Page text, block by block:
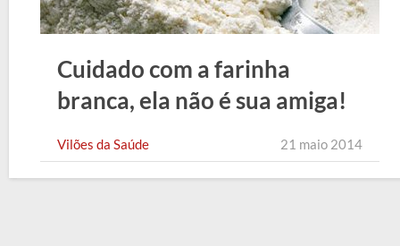
Cuidado com a farinha
branca, ela não é sua amiga!
Vilões da Saúde 21 maio 2014